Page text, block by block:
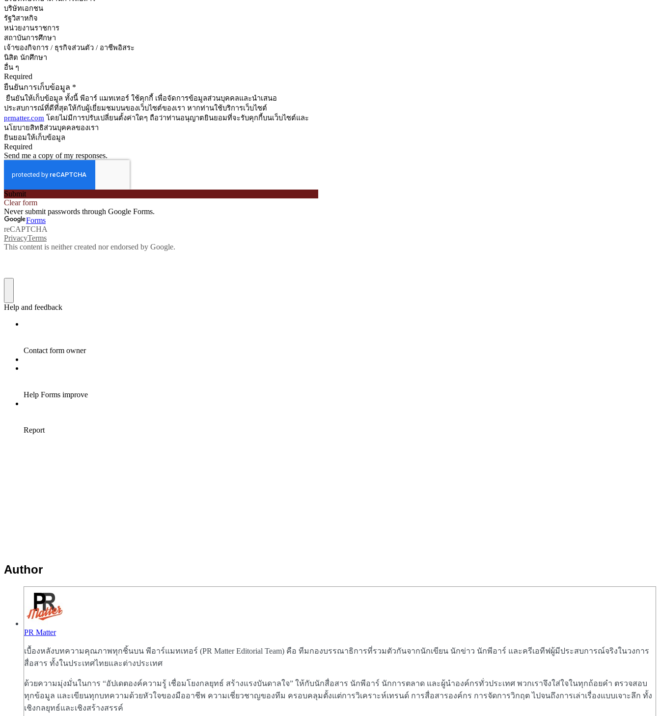
Author
PR Matter
เบื้องหลังบทความคุณภาพทุกชิ้นบน พีอาร์แมทเทอร์ (PR Matter Editorial Team) คือ ทีมกองบรรณาธิการที่รวมตัวกันจากนักเขียน นักข่าว นักพีอาร์ และครีเอทีฟผู้มีประสบการณ์จริงในวงการ
สื่อสาร ทั้งในประเทศไทยและต่างประเทศ
ด้วยความมุ่งมั่นในการ “อัปเดตองค์ความรู้ เชื่อมโยงกลยุทธ์ สร้างแรงบันดาลใจ” ให้กับนักสื่อสาร นักพีอาร์ นักการตลาด และผู้นำองค์กรทั่วประเทศ พวกเราจึงใส่ใจในทุกถ้อยคำ ตรวจสอบ
ทุกข้อมูล และเขียนทุกบทความด้วยหัวใจของมืออาชีพ ความเชี่ยวชาญของทีม ครอบคลุมตั้งแต่การวิเคราะห์เทรนด์ การสื่อสารองค์กร การจัดการวิกฤต ไปจนถึงการเล่าเรื่องแบบเจาะลึก ทั้ง
เชิงกลยุทธ์และเชิงสร้างสรรค์